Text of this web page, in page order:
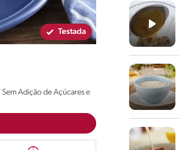
Testada
Adição de Açúcares e